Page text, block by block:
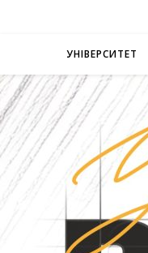
УНІВЕРСИТЕТ